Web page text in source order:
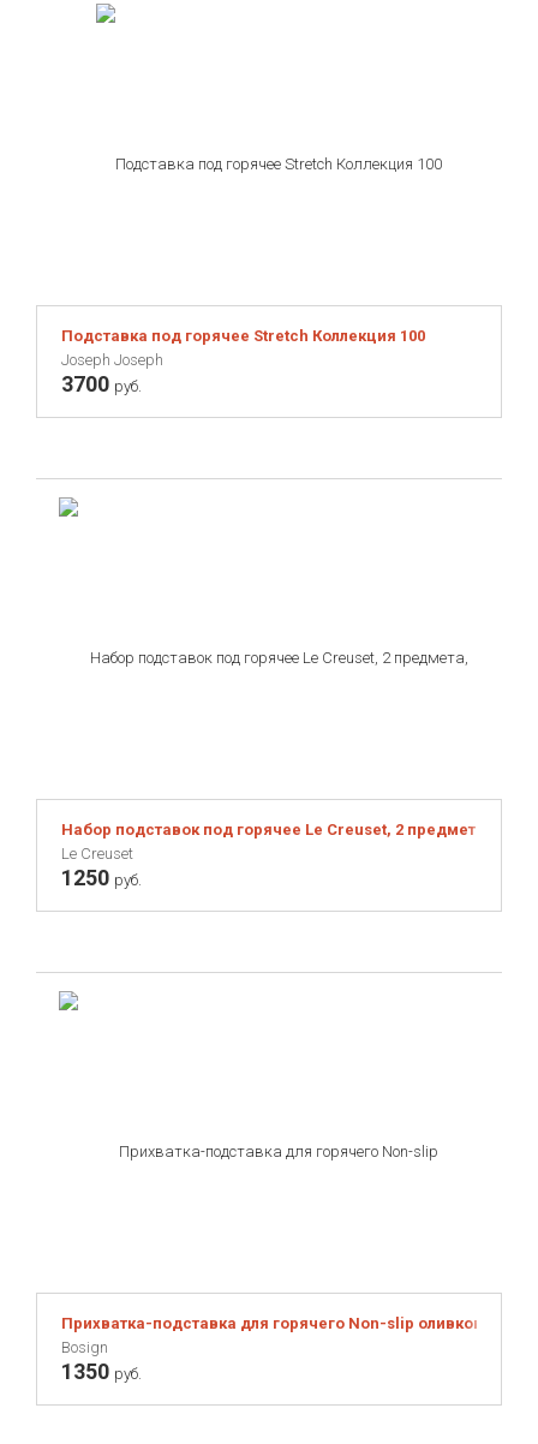
Подставка под горячее Stretch Коллекция 100
Joseph Joseph
3700 руб.
Набор подставок под горячее Le Creuset, 2 предмета,
Le Creuset
1250 руб.
Прихватка-подставка для горячего Non-slip оливковая
Bosign
1350 руб.